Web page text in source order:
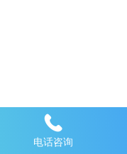
电话咨询